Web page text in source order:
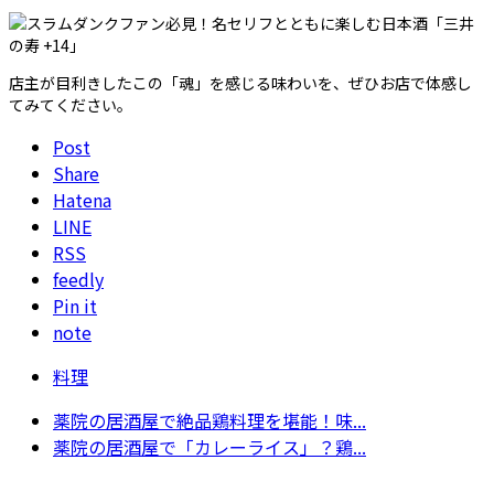
店主が目利きしたこの「魂」を感じる味わいを、ぜひお店で体感し
てみてください。
Post
Share
Hatena
LINE
RSS
feedly
Pin it
note
料理
薬院の居酒屋で絶品鶏料理を堪能！味...
薬院の居酒屋で「カレーライス」？鶏...